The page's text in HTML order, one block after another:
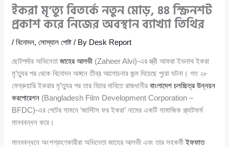
ইকরা মৃ’ত্যু বিতর্কে নতুন মোড়, ৪৪ স্ক্রিনশট
প্রকাশ করে নিজের অবস্থান ব্যাখ্যা তিথির
/বিনোদন,সোস্যাল পোষ্ট / By Desk Report
ছোটপর্দার অভিনেতাজাহের আলভী (Zaheer Alvi)-এর স্ত্রী আফরা ইভনাথ ইকরা
মৃ’ত্যুর পর থেকে বিনোদন অঙ্গনে তীব্র আলোচনার জন্ম দিয়েছে পুরো ঘটনা। গত ২৮
ফেব্রুয়ারি ইকরার মৃ’ত্যুর পর তার বিচার দাবিতে রাজধানীরবাংলাদেশ চলচ্চিত্র উন্নয়ন
করপোরেশন (Bangladesh Film Development Corporation –
BFDC)-এর গেটের সামনে ‘জাস্টিস ফর ইকরা’ নামের একটি সামাজিক প্ল্যাটফর্ম
মানববন্ধন করে।
মানববন্ধনে অংশগ্রহণকারীরা অভিনেতা জাহের আলভী এবং তার সহকর্মীইফফাত